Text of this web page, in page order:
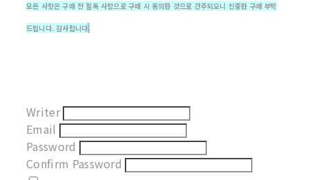
모든 사항은 구매 전 필독 사항으로 구매 시 동의한 것으로 간주되오니 신중한 구매 부탁
드립니다. 감사합니다.
Writer
Email
Password
Confirm Password